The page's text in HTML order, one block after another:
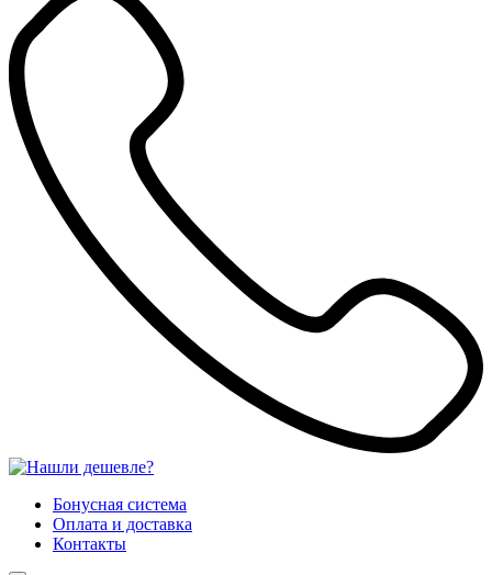
Бонусная система
Оплата и доставка
Контакты